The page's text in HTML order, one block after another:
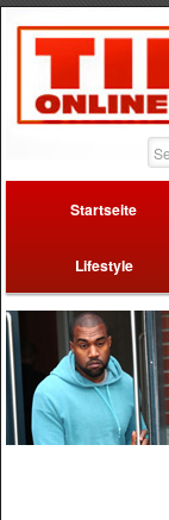
Startseite
Lifestyle